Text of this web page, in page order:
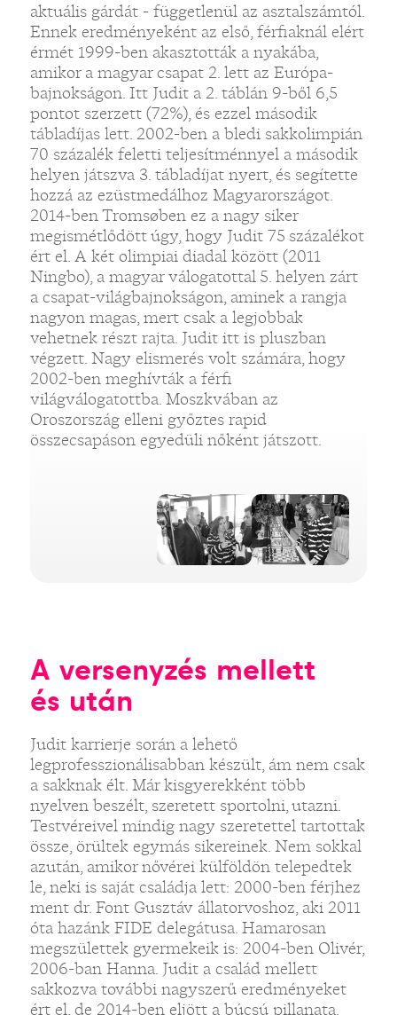
aktuális gárdát - függetlenül az asztalszámtól.
Ennek eredményeként az első, férfiaknál elért
érmét 1999-ben akasztották a nyakába,
amikor a magyar csapat 2. lett az Európa-
bajnokságon. Itt Judit a 2. táblán 9-ből 6,5
pontot szerzett (72%), és ezzel második
tábladíjas lett. 2002-ben a bledi sakkolimpián
70 százalék feletti teljesítménnyel a második
helyen játszva 3. tábladíjat nyert, és segítette
hozzá az ezüstmedálhoz Magyarországot.
2014-ben Tromsøben ez a nagy siker
megismétlődött úgy, hogy Judit 75 százalékot
ért el. A két olimpiai diadal között (2011
Ningbo), a magyar válogatottal 5. helyen zárt
a csapat-világbajnokságon, aminek a rangja
nagyon magas, mert csak a legjobbak
vehetnek részt rajta. Judit itt is pluszban
végzett. Nagy elismerés volt számára, hogy
2002-ben meghívták a férfi
világválogatottba. Moszkvában az
Oroszország elleni győztes rapid
összecsapáson egyedüli nőként játszott.
A versenyzés mellett
és után
Judit karrierje során a lehető
legprofesszionálisabban készült, ám nem csak
a sakknak élt. Már kisgyerekként több
nyelven beszélt, szeretett sportolni, utazni.
Testvéreivel mindig nagy szeretettel tartottak
össze, örültek egymás sikereinek. Nem sokkal
azután, amikor nővérei külföldön telepedtek
le, neki is saját családja lett: 2000-ben férjhez
ment dr. Font Gusztáv állatorvoshoz, aki 2011
óta hazánk FIDE delegátusa. Hamarosan
megszülettek gyermekeik is: 2004-ben Olivér,
2006-ban Hanna. Judit a család mellett
sakkozva további nagyszerű eredményeket
ért el, de 2014-ben eljött a búcsú pillanata.